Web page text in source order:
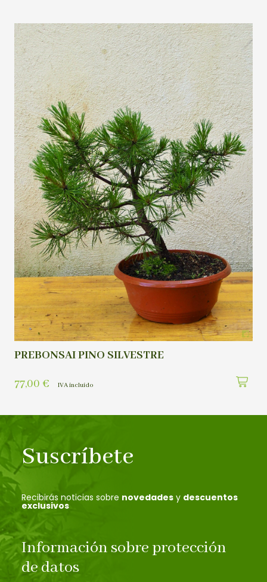
PREBONSAI PINO SILVESTRE
77,00 € IVA incluído
Suscríbete
Recibirás noticias sobre novedades y descuentos
exclusivos
Información sobre protección
de datos